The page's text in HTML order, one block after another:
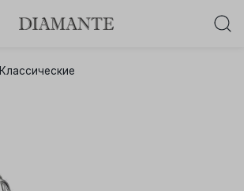
Осталось:
Классические